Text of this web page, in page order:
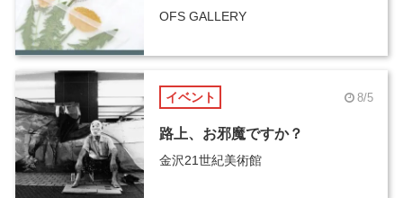
OFS GALLERY
イベント 8/5
路上、お邪魔ですか？
金沢21世紀美術館